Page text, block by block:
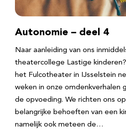
Autonomie – deel 4
Naar aanleiding van ons
theatercollege Lastige
het Fulcotheater in IJsselstein
weken in onze omdenkverhalen
de opvoeding. We richten ons
belangrijke behoeften van een
namelijk ook meteen de…